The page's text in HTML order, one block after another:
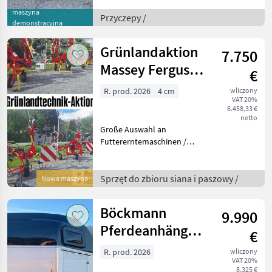
maszyna
demonstracyjna
Erstzulassung: 09.07.2025 !
nur 2x verwendet, kaum
Innenmaße: 3255, 00x15
Przyczepy /
Nowa maszyna
Grünlandaktion
Massey Ferguson
& Pöttinger
7.750
€
wliczony
VAT 20%
6.458,33 €
netto
R. prod. 2026 4 cm
Große Auswahl an
Futtererntemaschinen /
Ferguson - Kreiselheuer /
Wender / Zettkreisler --
DN --
Sprzęt do zbioru siana i paszowy /
Böckmann
Pferdeanhänger
Alu Champion
9.990
€
wliczony
VAT 20%
8.325 €
R. prod. 2026